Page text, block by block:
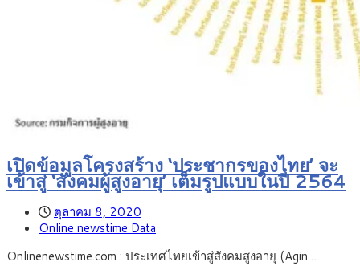
เปิดข้อมูลโครงสร้าง ‘ประชากรของไทย’ จะ
เข้าสู่ ‘สังคมผู้สูงอายุ’ เต็มรูปแบบในปี 2564
ตุลาคม 8, 2020
Online newstime Data
Onlinenewstime.com : ประเทศไทยเข้าสู่สังคมสูงอายุ (Agin…